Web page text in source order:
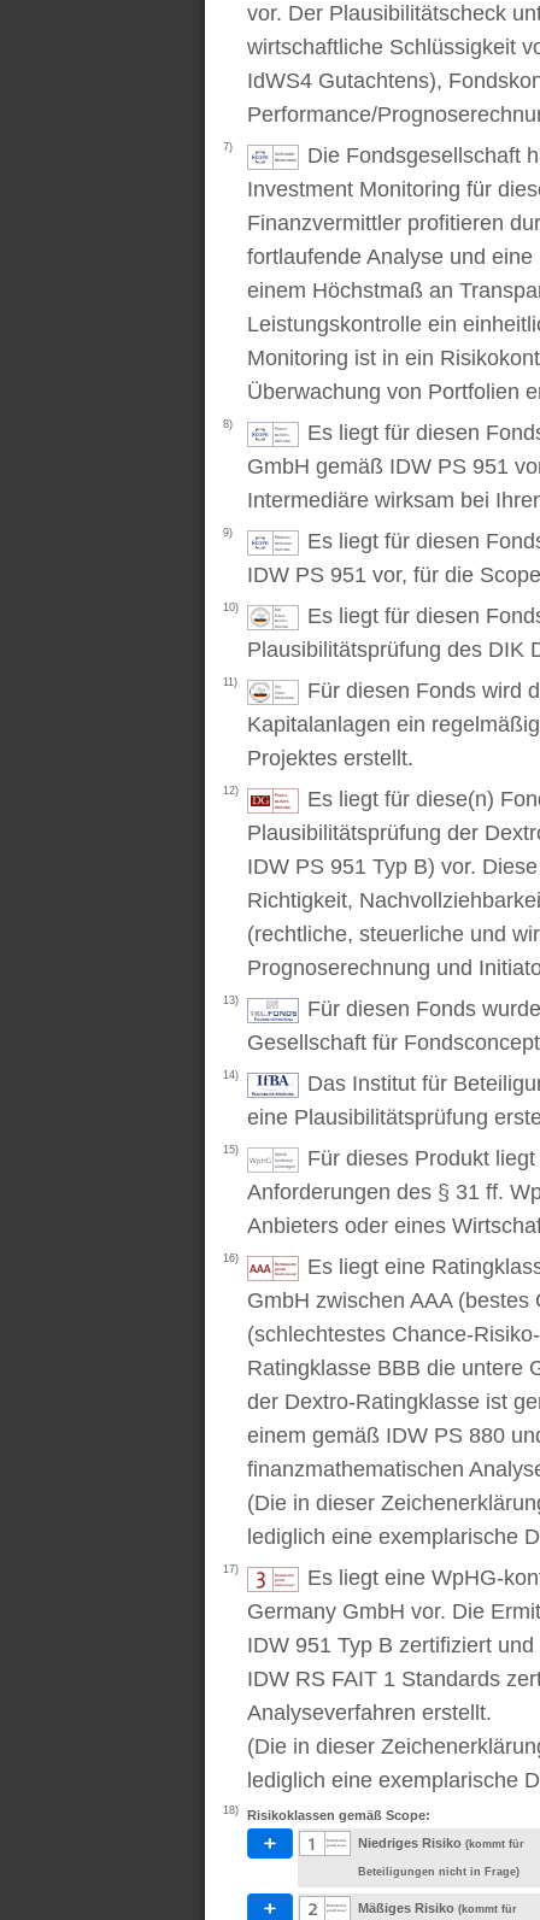
vor. Der Plausibilitätscheck
wirtschaftliche Schlüssigkeit
IdWS4 Gutachtens),
Performance/
7)
Die Fondsgesellschaft
Investment Monitoring für
Finanzvermittler profitieren
fortlaufende Analyse und
einem Höchstmaß an
Leistungskontrolle ein
Monitoring ist in ein
Überwachung von Portfolien
8)
Es liegt für diesen
GmbH gemäß IDW PS 951
Intermediäre wirksam bei
9)
Es liegt für diesen
IDW PS 951 vor, für die
10)
Es liegt für diesen
Plausibilitätsprüfung des DIK
11)
Für diesen Fonds wird
Kapitalanlagen ein
Projektes erstellt.
12)
Es liegt für diese(n)
Plausibilitätsprüfung der
IDW PS 951 Typ B) vor.
Richtigkeit,
(rechtliche, steuerliche und
Prognoserechnung und
13)
Für diesen Fonds
Gesellschaft für
14)
Das Institut für
eine Plausibilitätsprüfung
15)
Für dieses Produkt
Anforderungen des § 31 ff.
Anbieters oder eines
16)
Es liegt eine
GmbH zwischen AAA
(schlechtestes Chance-
Ratingklasse BBB die untere
der Dextro-Ratingklasse ist
einem gemäß IDW PS 880
finanzmathematischen
(Die in dieser
lediglich eine exemplarische
17)
Es liegt eine WpHG-
Germany GmbH vor. Die
IDW 951 Typ B zertifiziert
IDW RS FAIT 1 Standards
Analyseverfahren erstellt.
(Die in dieser
lediglich eine exemplarische
18)
Risikoklassen gemäß Scope:
Niedriges Risiko (kommt für
Beteiligungen nicht in Frage)
Mäßiges Risiko (kommt für